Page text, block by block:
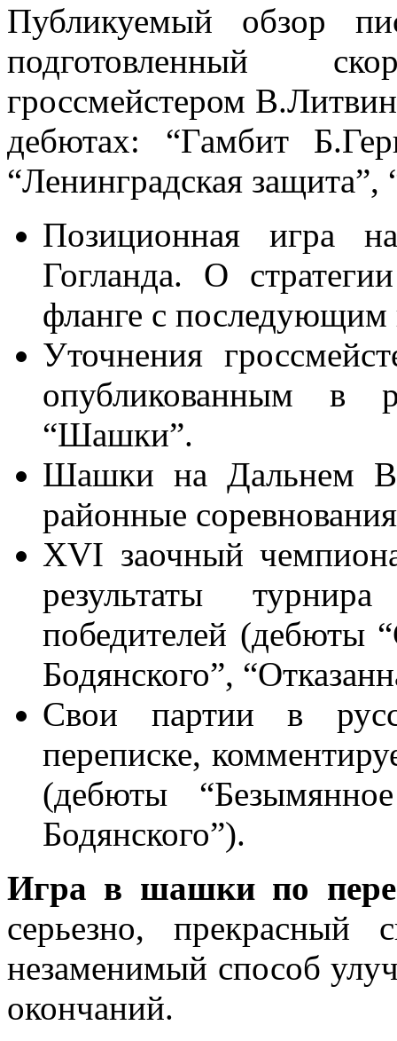
Публикуемый обзор
подготовленный
гроссмейстером
дебютах: “Гамбит
“Ленинградская защита”,
Позиционная игра
Гогланда. О
фланге с
Уточнения
опубликованным в
“Шашки”.
Шашки на Дальнем
районные
XVI заочный
результаты
победителей (дебюты
Бодянского”,
Свои партии в
переписке,
(дебюты
Бодянского”).
Игра в шашки по
серьезно, прекрасный
незаменимый способ
окончаний.